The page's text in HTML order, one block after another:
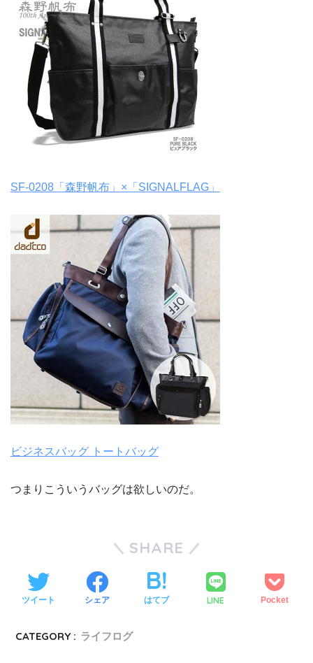
SF-0208「森野帆布」×「SIGNALFLAG」
ビジネスバッグ トートバッグ
つまりこういうバッグは欲しいのだ。
SHARE
ツイート シェア はてブ LINE Pocket
CATEGORY : ライフログ